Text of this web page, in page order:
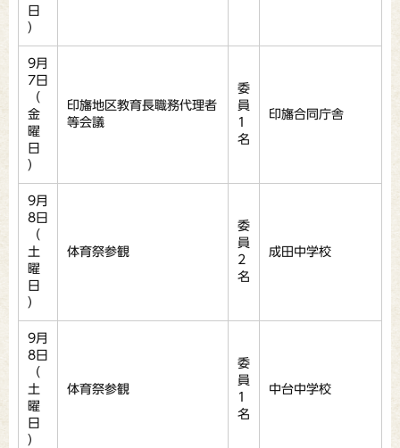
日
）
9月
7日
（
金
曜
日
）
印旛地区教育長職務代理者
等会議
委
員
1
名
印旛合同庁舎
9月
8日
（
土
曜
日
）
体育祭参観
委
員
2
名
成田中学校
9月
8日
（
土
曜
日
）
体育祭参観
委
員
1
名
中台中学校